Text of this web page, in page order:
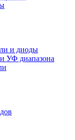
и диоды
УФ диапазона